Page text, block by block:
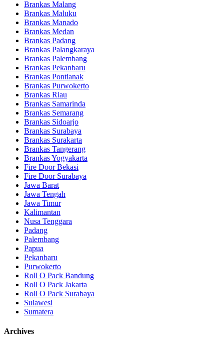
Brankas Malang
Brankas Maluku
Brankas Manado
Brankas Medan
Brankas Padang
Brankas Palangkaraya
Brankas Palembang
Brankas Pekanbaru
Brankas Pontianak
Brankas Purwokerto
Brankas Riau
Brankas Samarinda
Brankas Semarang
Brankas Sidoarjo
Brankas Surabaya
Brankas Surakarta
Brankas Tangerang
Brankas Yogyakarta
Fire Door Bekasi
Fire Door Surabaya
Jawa Barat
Jawa Tengah
Jawa Timur
Kalimantan
Nusa Tenggara
Padang
Palembang
Papua
Pekanbaru
Purwokerto
Roll O Pack Bandung
Roll O Pack Jakarta
Roll O Pack Surabaya
Sulawesi
Sumatera
Archives